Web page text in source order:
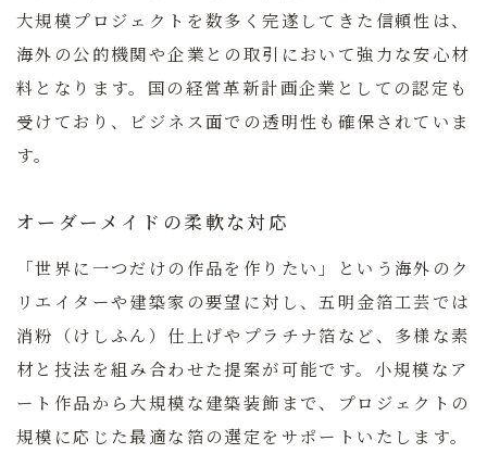
大規模プロジェクトを数多く完遂してきた信頼性は、
海外の公的機関や企業との取引において強力な安心材
料となります。国の経営革新計画企業としての認定も
受けており、ビジネス面での透明性も確保されていま
す。
オーダーメイドの柔軟な対応
「世界に一つだけの作品を作りたい」という海外のク
リエイターや建築家の要望に対し、五明金箔工芸では
消粉（けしふん）仕上げやプラチナ箔など、多様な素
材と技法を組み合わせた提案が可能です。小規模なア
ート作品から大規模な建築装飾まで、プロジェクトの
規模に応じた最適な箔の選定をサポートいたします。